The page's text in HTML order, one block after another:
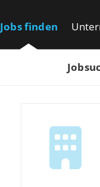
Jobs finden